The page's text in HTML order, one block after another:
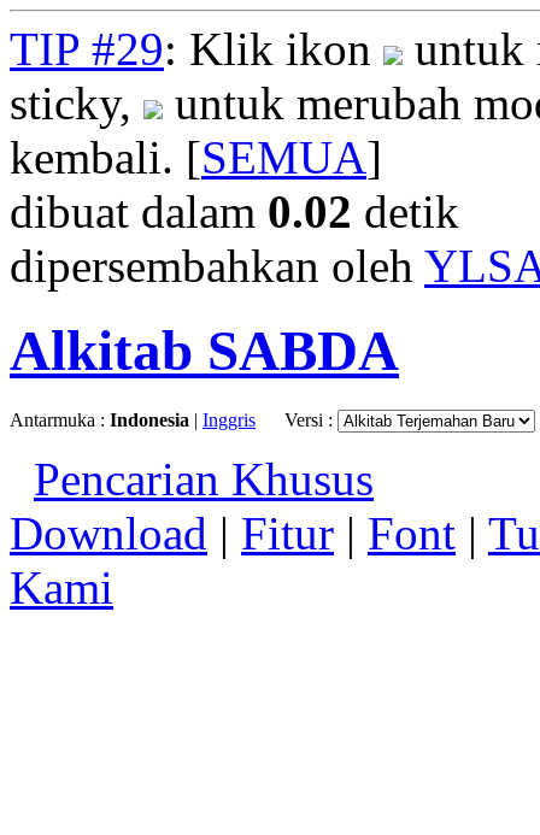
TIP #29: Klik ikon
untuk
sticky,
untuk merubah
kembali. [SEMUA]
dibuat dalam 0.02 detik
dipersembahkan oleh
Alkitab SABDA
Antarmuka : Indonesia | Inggris Versi :
Pencarian Khusus
Download | Fitur | Font |
Kami